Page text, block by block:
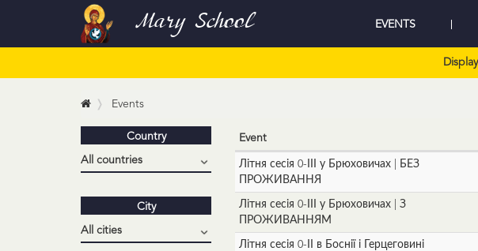
Mary School EVENTS
Display
Events
Country
City
Event
Літня сесія 0-ІІІ у Брюховичах | БЕЗ
ПРОЖИВАННЯ
Літня сесія 0-ІІІ у Брюховичах | З
ПРОЖИВАННЯМ
Літня сесія 0-ІІ в Боснії і Герцеговині